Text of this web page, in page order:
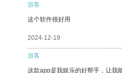
游客
这个软件很好用
2024-12-19
游客
这款app是我娱乐的好帮手，让我